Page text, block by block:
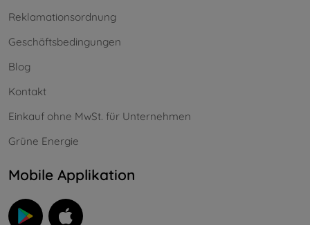
Reklamationsordnung
Geschäftsbedingungen
Blog
Kontakt
Einkauf ohne MwSt. für Unternehmen
Grüne Energie
Mobile Applikation